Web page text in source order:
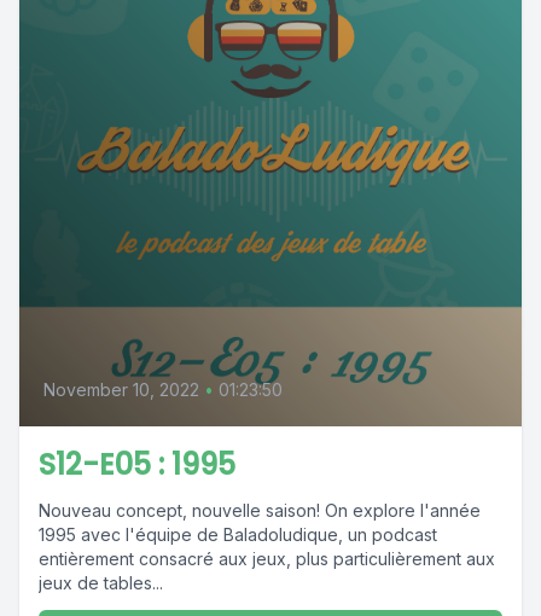
November 10, 2022 • 01:23:50
S12-E05 : 1995
Nouveau concept, nouvelle saison! On explore l'année
1995 avec l'équipe de Baladoludique, un podcast
entièrement consacré aux jeux, plus particulièrement aux
jeux de tables...